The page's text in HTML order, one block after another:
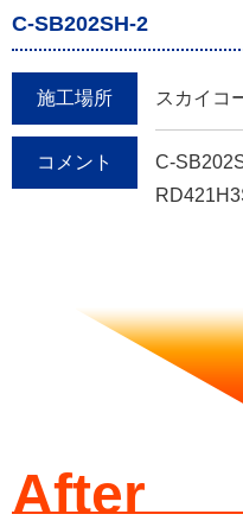
C-SB202SH-2
施工場所 スカイコ
コメント
C-
After